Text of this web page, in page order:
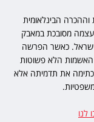
הבינלאומית
מסובכת במאבק
כאשר הפרשה
2020 סביב האשמות הלא פשוטות
את תדמיתה אלא
לנו